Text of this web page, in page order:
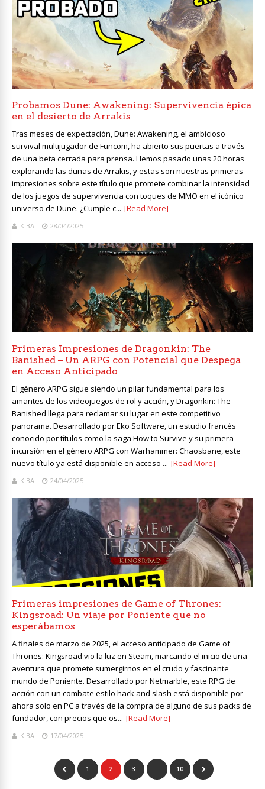
Probamos Dune: Awakening: Supervivencia épica
en el desierto de Arrakis
Tras meses de expectación, Dune: Awakening, el ambicioso
survival multijugador de Funcom, ha abierto sus puertas a través
de una beta cerrada para prensa. Hemos pasado unas 20 horas
explorando las dunas de Arrakis, y estas son nuestras primeras
impresiones sobre este título que promete combinar la intensidad
de los juegos de supervivencia con toques de MMO en el icónico
universo de Dune. ¿Cumple c... [Read More]
KIBA 28/04/2025
Primeras Impresiones de Dragonkin: The
Banished – Un ARPG con Potencial que Despega
en Acceso Anticipado
El género ARPG sigue siendo un pilar fundamental para los
amantes de los videojuegos de rol y acción, y Dragonkin: The
Banished llega para reclamar su lugar en este competitivo
panorama. Desarrollado por Eko Software, un estudio francés
conocido por títulos como la saga How to Survive y su primera
incursión en el género ARPG con Warhammer: Chaosbane, este
nuevo título ya está disponible en acceso ... [Read More]
KIBA 24/04/2025
Primeras impresiones de Game of Thrones:
Kingsroad: Un viaje por Poniente que no
esperábamos
A finales de marzo de 2025, el acceso anticipado de Game of
Thrones: Kingsroad vio la luz en Steam, marcando el inicio de una
aventura que promete sumergirnos en el crudo y fascinante
mundo de Poniente. Desarrollado por Netmarble, este RPG de
acción con un combate estilo hack and slash está disponible por
ahora solo en PC a través de la compra de alguno de sus packs de
fundador, con precios que os... [Read More]
KIBA 17/04/2025
1 2 3 … 10